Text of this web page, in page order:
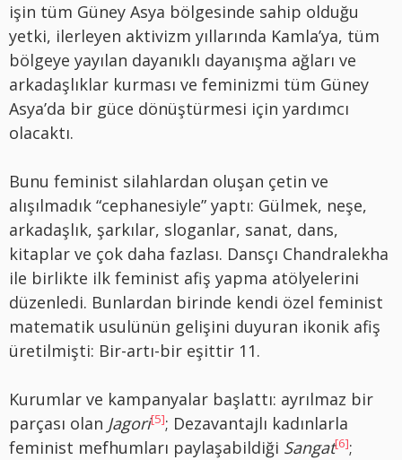
işin tüm Güney Asya bölgesinde sahip olduğu
yetki, ilerleyen aktivizm yıllarında Kamla’ya, tüm
bölgeye yayılan dayanıklı dayanışma ağları ve
arkadaşlıklar kurması ve feminizmi tüm Güney
Asya’da bir güce dönüştürmesi için yardımcı
olacaktı.
Bunu feminist silahlardan oluşan çetin ve
alışılmadık “cephanesiyle” yaptı: Gülmek, neşe,
arkadaşlık, şarkılar, sloganlar, sanat, dans,
kitaplar ve çok daha fazlası. Dansçı Chandralekha
ile birlikte ilk feminist afiş yapma atölyelerini
düzenledi. Bunlardan birinde kendi özel feminist
matematik usulünün gelişini duyuran ikonik afiş
üretilmişti: Bir-artı-bir eşittir 11.
Kurumlar ve kampanyalar başlattı: ayrılmaz bir
parçası olan Jagori[5]; Dezavantajlı kadınlarla
feminist mefhumları paylaşabildiği Sangat[6];